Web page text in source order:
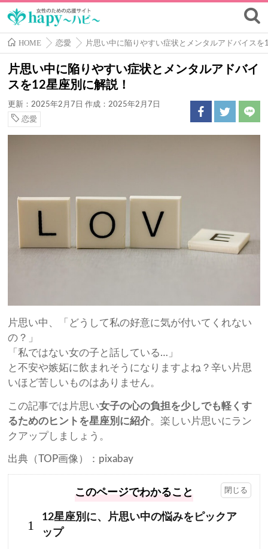
HOME 恋愛 片思い中に陥りやすい症状とメンタルアドバイス
片思い中に陥りやすい症状とメンタルアドバイ
スを12星座別に解説！
更新：2025年2月7日 作成：2025年2月7日
恋愛
片思い中、「どうして私の好意に気が付いてくれない
の？」
「私ではない女の子と話している…」
と不安や嫉妬に飲まれそうになりますよね？辛い片思
いほど苦しいものはありません。
この記事では片思い女子の心の負担を少しでも軽くす
るためのヒントを星座別に紹介。楽しい片思いにラン
クアップしましょう。
出典（TOP画像）：pixabay
このページでわかること
1
12星座別に、片思い中の悩みをピックア
ップ